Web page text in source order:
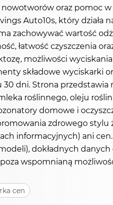
oraz pomoc w
Auto10s, który działa
zachowywać wartość
łatwość czyszczenia
możliwości
składowe wyciskarki
dni. Strona
roślinnego, oleju
domowe i
zdrowego
informacyjnych) ani
dokładnych
wspomnianą
cen